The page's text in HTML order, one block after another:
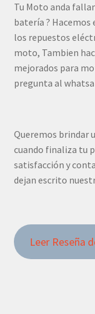
Tu Moto anda
batería ?
los repuestos
moto, Tambien
mejorados para
pregunta al
Queremos brindar
cuando finaliza tu
satisfacción y
dejan escrito
Leer Reseña